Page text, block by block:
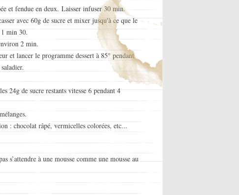
et fendue en deux. Laisser infuser 30 min.
avec 60g de sucre et mixer jusqu'à ce que le
1 min 30.
2 min.
et lancer le programme dessert à 85° pendant
24g de sucre restants vitesse 6 pendant 4
: chocolat râpé, vermicelles colorées, etc...
s’attendre à une mousse comme une mousse au